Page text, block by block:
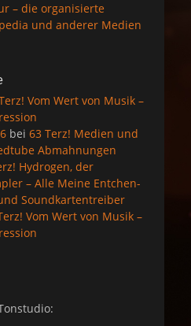
– die organisierte
und anderer Medien
Vom Wert von Musik –
bei 63 Terz! Medien und
Abmahnungen
Hydrogen, der
– Alle Meine Entchen-
Soundkartentreiber
Vom Wert von Musik –